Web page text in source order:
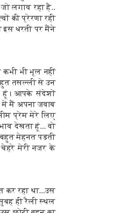
लगाव रहा है..
की प्रेरणा रही
इस धरती पर मैंने
कभी भी भूल नहीं
तसल्ली से उन
हूं। आपके संदेशों
में मैं अपना जवाब
प्रेम मेरे लिए
देखता हूं... वो
मेहनत पड़ती
मेरी नजर के
कर रहा था...उस
ही रैली स्थल